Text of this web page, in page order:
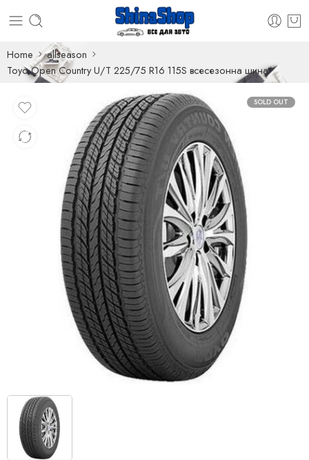
Home
allseason
Toyo Open Country U/T 225/75 R16 115S всесезонна шина
SOLD OUT